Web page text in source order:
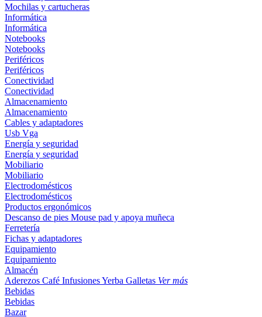
Mochilas y cartucheras
Informática
Informática
Notebooks
Notebooks
Periféricos
Periféricos
Conectividad
Conectividad
Almacenamiento
Almacenamiento
Cables y adaptadores
Usb Vga
Energía y seguridad
Energía y seguridad
Mobiliario
Mobiliario
Electrodomésticos
Electrodomésticos
Productos ergonómicos
Descanso de pies Mouse pad y apoya muñeca
Ferretería
Fichas y adaptadores
Equipamiento
Equipamiento
Almacén
Aderezos Café InfusionesYerba Galletas Ver más
Bebidas
Bebidas
Bazar